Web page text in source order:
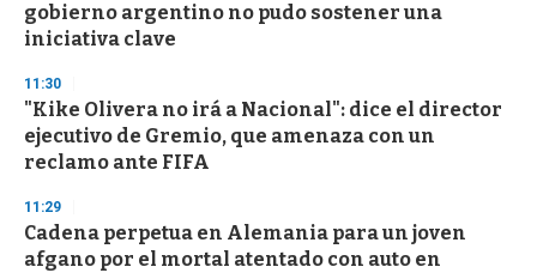
gobierno argentino no pudo sostener una
iniciativa clave
11:30
"Kike Olivera no irá a Nacional": dice el director
ejecutivo de Gremio, que amenaza con un
reclamo ante FIFA
11:29
Cadena perpetua en Alemania para un joven
afgano por el mortal atentado con auto en